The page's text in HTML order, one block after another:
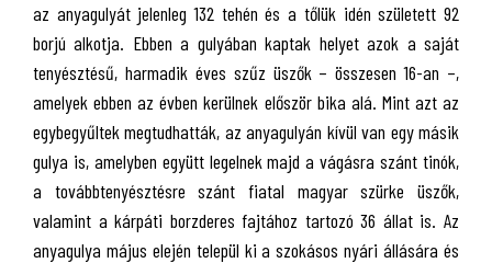
az anyagulyát jelenleg 132 tehén és a tőlük idén született 92
borjú alkotja. Ebben a gulyában kaptak helyet azok a saját
tenyésztésű, harmadik éves szűz üszők – összesen 16-an –,
amelyek ebben az évben kerülnek először bika alá. Mint azt az
egybegyűltek megtudhatták, az anyagulyán kívül van egy másik
gulya is, amelyben együtt legelnek majd a vágásra szánt tinók,
a továbbtenyésztésre szánt fiatal magyar szürke üszők,
valamint a kárpáti borzderes fajtához tartozó 36 állat is. Az
anyagulya május elején települ ki a szokásos nyári állására és